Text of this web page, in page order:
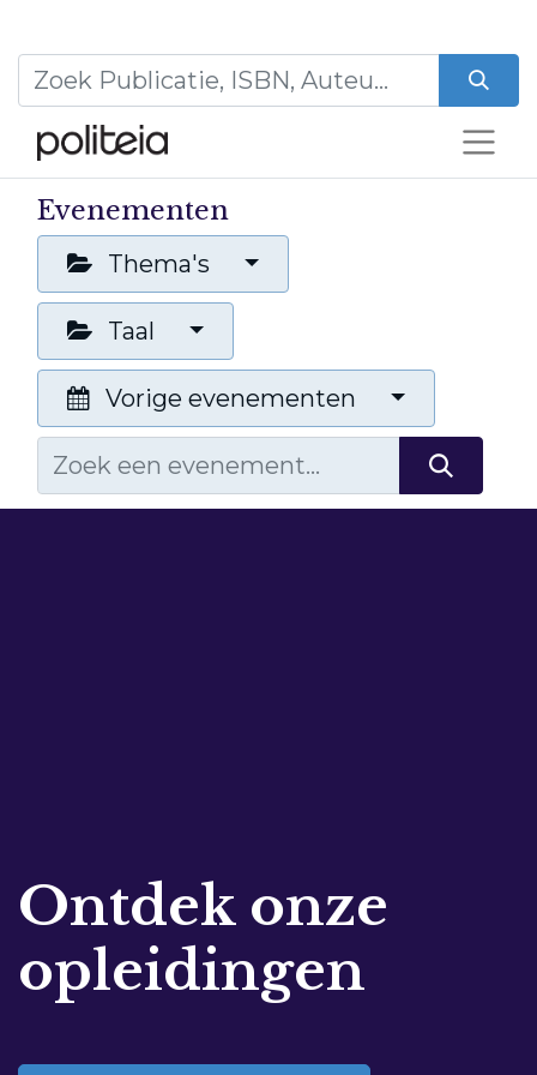
Evenementen
Thema's
Taal
Vorige evenementen
Ontdek onze
opleidingen